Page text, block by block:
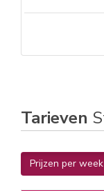
Tarieven
Prijzen per week